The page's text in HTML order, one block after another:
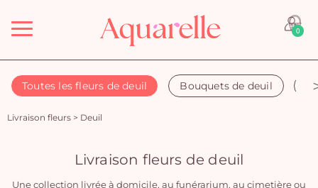
Menu 0
Toutes les fleurs de deuil Bouquets de deuil
Livraison fleurs > Deuil
Livraison fleurs de deuil
Une collection livrée à domicile, au funérarium, au cimetière ou